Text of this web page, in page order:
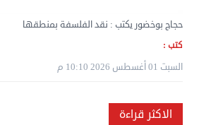
نقل عفش المنطقه العاشره 50636444 فك وتركيب ...
الإثنين 02 سبتمبر 2024 05:01 م
حجاج بوخضور يكتب : نقد الفلسفة بمنطقها
كتب :
السبت 01 أغسطس 2026 10:10 م
الاكثر قراءة